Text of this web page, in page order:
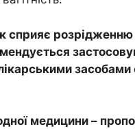
сприяє розрідженню
засобами
медицини –